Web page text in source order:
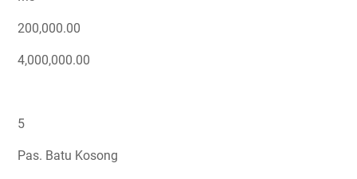
200,000.00
4,000,000.00
5
Pas. Batu Kosong